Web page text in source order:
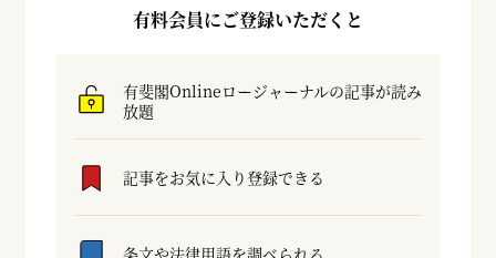
有料会員にご登録いただくと
有斐閣Onlineロージャーナルの記事が読み
放題
記事をお気に入り登録できる
条文や法律用語を調べられる